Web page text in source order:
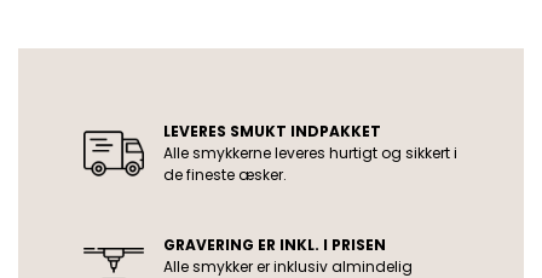
LEVERES SMUKT INDPAKKET
Alle smykkerne leveres hurtigt og sikkert i
de fineste æsker.
GRAVERING ER INKL. I PRISEN
Alle smykker er inklusiv almindelig